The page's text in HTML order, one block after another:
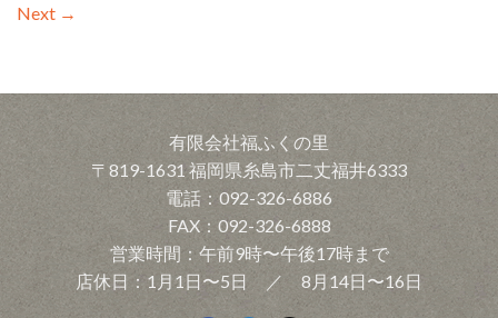
Next →
有限会社福ふくの里
〒819-1631 福岡県糸島市二丈福井6333
電話：092-326-6886
FAX：092-326-6888
営業時間：午前9時〜午後17時まで
店休日：1月1日〜5日 ／ 8月14日〜16日